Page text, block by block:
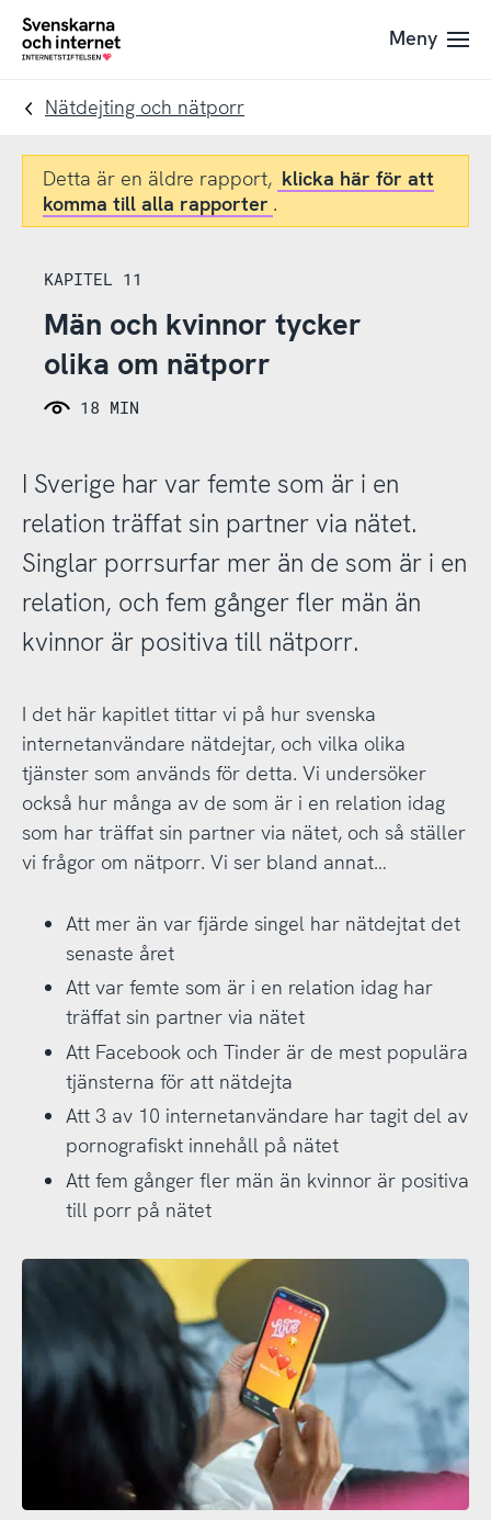
Till
navigation
Till
innehåll
To
Meny
Nätdejting och nätporr
Detta är en äldre rapport, klicka här för att
komma till alla rapporter .
KAPITEL 11
Män och kvinnor tycker
olika om nätporr
18 MIN
I Sverige har var femte som är i en
relation träffat sin partner via nätet.
Singlar porrsurfar mer än de som är i en
relation, och fem gånger fler män än
kvinnor är positiva till nätporr.
I det här kapitlet tittar vi på hur svenska
internetanvändare nätdejtar, och vilka olika
tjänster som används för detta. Vi undersöker
också hur många av de som är i en relation idag
som har träffat sin partner via nätet, och så ställer
vi frågor om nätporr. Vi ser bland annat…
Att mer än var fjärde singel har nätdejtat det
senaste året
Att var femte som är i en relation idag har
träffat sin partner via nätet
Att Facebook och Tinder är de mest populära
tjänsterna för att nätdejta
Att 3 av 10 internetanvändare har tagit del av
pornografiskt innehåll på nätet
Att fem gånger fler män än kvinnor är positiva
till porr på nätet